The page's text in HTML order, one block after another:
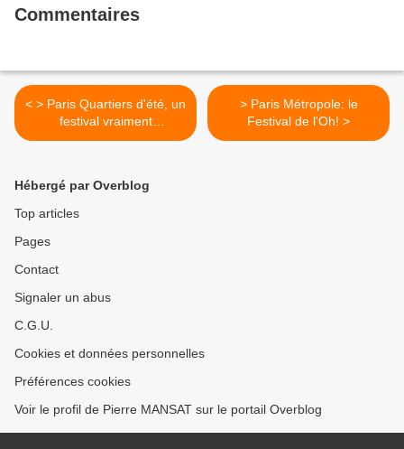
Commentaires
< > Paris Quartiers d'été, un
festival vraiment
métropolitain
> Paris Métropole: le
Festival de l'Oh! >
Hébergé par Overblog
Top articles
Pages
Contact
Signaler un abus
C.G.U.
Cookies et données personnelles
Préférences cookies
Voir le profil de Pierre MANSAT sur le portail Overblog